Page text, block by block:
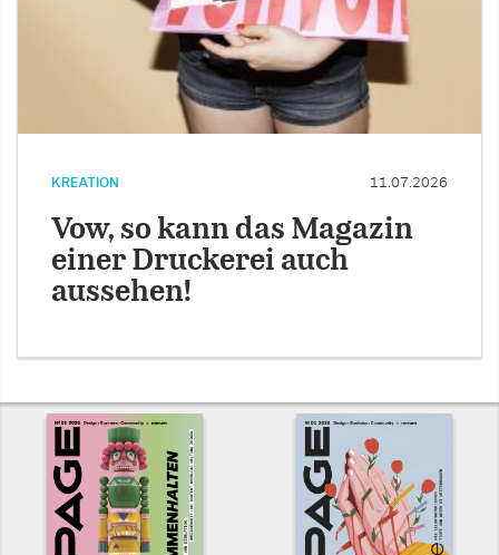
KREATION 11.07.2026
Vow, so kann das Magazin
einer Druckerei auch
aussehen!